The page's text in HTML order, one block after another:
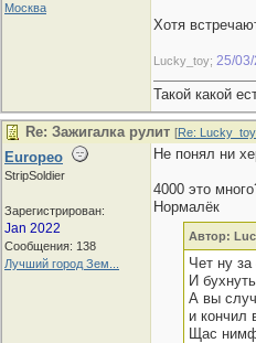
Москва
Хотя
Lucky_toy; 25/
Такой какой
Re: Зажигалка рулит [Re: Lucky_toy
Europeo
StripSoldier
Зарегистрирован:
Jan 2022
Сообщения: 138
Лучший город Зем...
Не понял ни
4000 это
Нормалёк
Автор:
Чет ну
И
А вы
и кончил
Щас